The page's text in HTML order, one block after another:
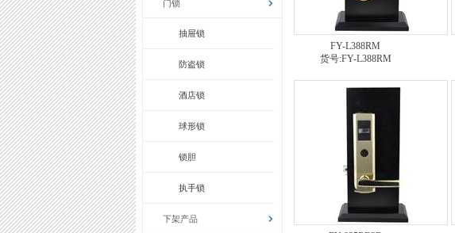
门锁
抽屉锁
防盗锁
酒店锁
球形锁
锁胆
执手锁
下架产品
FY-L388RM
货号:FY-L388RM